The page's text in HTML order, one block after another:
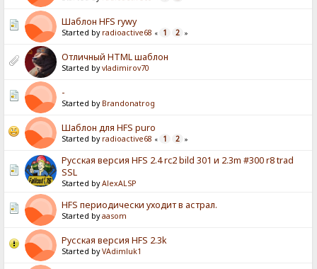
Шаблон HFS rywy
Started by radioactive68 « 1 2 »
Отличный HTML шаблон
Started byvladimirov70
-
Started by Brandonatrog
Шаблон для HFS puro
Started by radioactive68 « 1 2 »
Русская версия HFS 2.4 rc2 bild 301 и 2.3m #300 r8 trad
SSL
Started byAlexALSP
HFS периодически уходит в астрал.
Started byaasom
Русская версия HFS 2.3k
Started byVAdimluk1